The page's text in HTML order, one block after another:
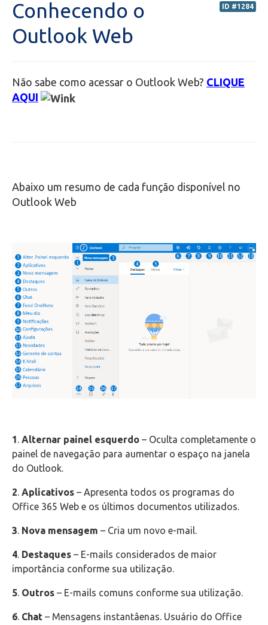
Biblioteca
EAD
Videoconferência
Telefonia
Office 365
Microsoft Teams
Outlook Web
Fluig
Feedz
ID #1284
Conhecendo o
Outlook Web
Não sabe como acessar o Outlook Web? CLIQUE
AQUI
Abaixo um resumo de cada função disponível no
Outlook Web
1. Alternar painel esquerdo – Oculta completamente o
painel de navegação para aumentar o espaço na janela
do Outlook.
2. Aplicativos – Apresenta todos os programas do
Office 365 Web e os últimos documentos utilizados.
3. Nova mensagem – Cria um novo e-mail.
4. Destaques – E-mails considerados de maior
importância conforme sua utilização.
5. Outros – E-mails comuns conforme sua utilização.
6. Chat – Mensagens instantâenas. Usuário do Office